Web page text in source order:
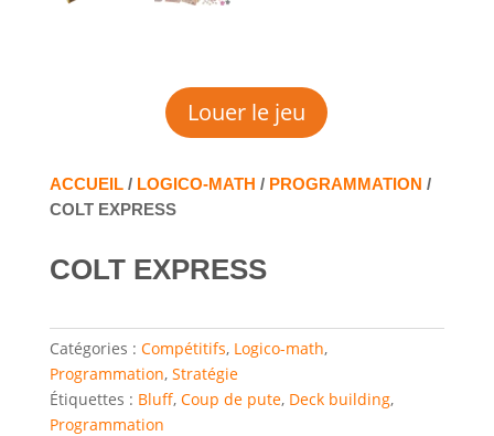
Louer le jeu
ACCUEIL/ LOGICO-MATH / PROGRAMMATION /
COLT EXPRESS
COLT EXPRESS
Catégories : Compétitifs, Logico-math,
Programmation, Stratégie
Étiquettes : Bluff, Coup de pute, Deck building,
Programmation